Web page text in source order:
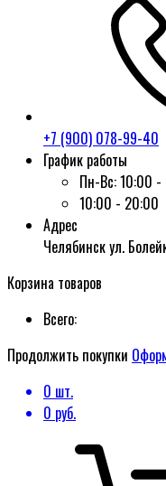
+7 (900) 078-99-40
График работы
Пн-Вс:10:00 -
10:00 - 20:00
Адрес
Челябинск ул.
Корзина товаров
Всего:
Продолжить покупки
0 шт.
0 руб.